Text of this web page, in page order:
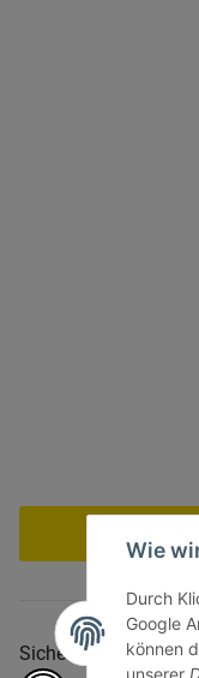
Wie
Durch
Google
können
unserer
Sicher bezahlen via: